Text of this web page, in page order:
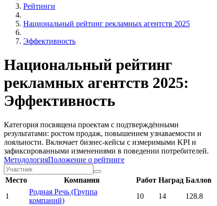
Рейтинги
Национальный рейтинг рекламных агентств 2025
Эффективность
Национальный рейтинг
рекламных агентств 2025:
Эффективность
Категория посвящена проектам с подтверждёнными
результатами: ростом продаж, повышением узнаваемости и
лояльности. Включает бизнес-кейсы с измеримыми KPI и
зафиксированными изменениями в поведении потребителей.
МетодологияПоложение о рейтинге
Место Компания Работ Наград Баллов
1
Родная Речь (Группа
компаний)
10 14
128.8